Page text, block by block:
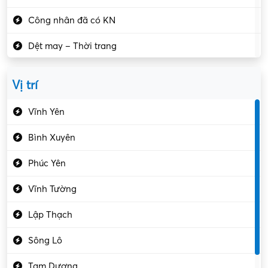
Công nhân đã có KN
Dệt may – Thời trang
Vị trí
Vĩnh Yên
Bình Xuyên
Phúc Yên
Vĩnh Tường
Lập Thạch
Sông Lô
Tam Dương